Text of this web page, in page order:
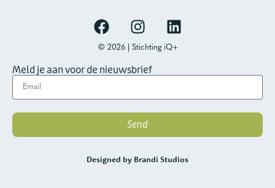
© 2026 | Stichting iQ+
Meld je aan voor de nieuwsbrief
Send
Designed by Brandi Studios